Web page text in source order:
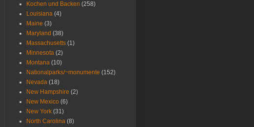
Kochen und Backen (258)
Louisiana (4)
Maine (3)
Maryland (38)
Massachusetts (1)
Minnesota (2)
Montana (10)
Nationalparks/~monumente (152)
Nevada (18)
New Hampshire (2)
New Mexico (6)
New York (31)
North Carolina (8)